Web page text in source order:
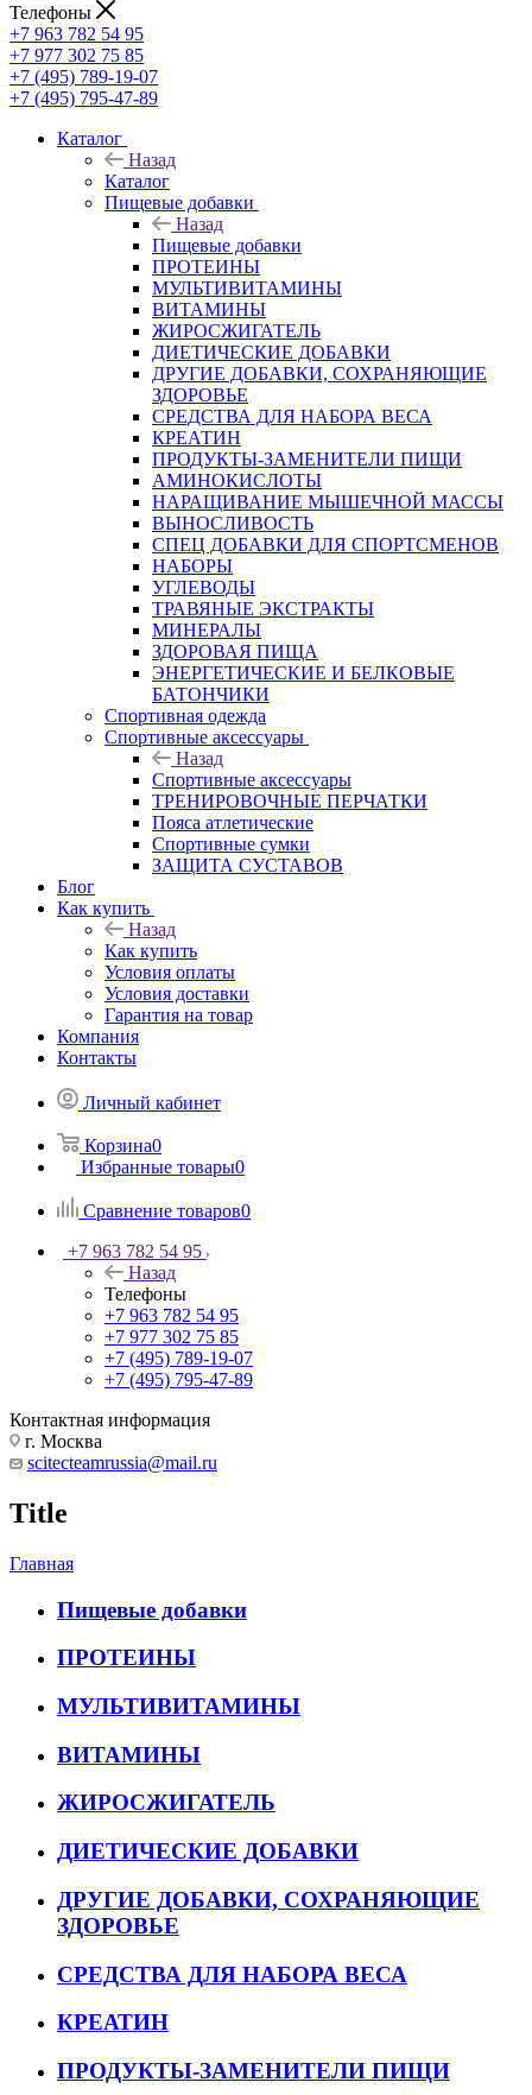
Телефоны
+7 963 782 54 95
+7 977 302 75 85
+7 (495) 789-19-07
+7 (495) 795-47-89
Каталог
Назад
Каталог
Пищевые добавки
Назад
Пищевые добавки
ПРОТЕИНЫ
МУЛЬТИВИТАМИНЫ
ВИТАМИНЫ
ЖИРОСЖИГАТЕЛЬ
ДИЕТИЧЕСКИЕ ДОБАВКИ
ДРУГИЕ ДОБАВКИ, СОХРАНЯЮЩИЕ
ЗДОРОВЬЕ
СРЕДСТВА ДЛЯ НАБОРА ВЕСА
КРЕАТИН
ПРОДУКТЫ-ЗАМЕНИТЕЛИ ПИЩИ
АМИНОКИСЛОТЫ
НАРАЩИВАНИЕ МЫШЕЧНОЙ МАССЫ
ВЫНОСЛИВОСТЬ
СПЕЦ ДОБАВКИ ДЛЯ СПОРТСМЕНОВ
НАБОРЫ
УГЛЕВОДЫ
ТРАВЯНЫЕ ЭКСТРАКТЫ
МИНЕРАЛЫ
ЗДОРОВАЯ ПИЩА
ЭНЕРГЕТИЧЕСКИЕ И БЕЛКОВЫЕ
БАТОНЧИКИ
Спортивная одежда
Спортивные аксессуары
Назад
Спортивные аксессуары
ТРЕНИРОВОЧНЫЕ ПЕРЧАТКИ
Пояса атлетические
Спортивные сумки
ЗАЩИТА СУСТАВОВ
Блог
Как купить
Назад
Как купить
Условия оплаты
Условия доставки
Гарантия на товар
Компания
Контакты
Личный кабинет
Корзина0
Избранные товары0
Сравнение товаров0
+7 963 782 54 95
Назад
Телефоны
+7 963 782 54 95
+7 977 302 75 85
+7 (495) 789-19-07
+7 (495) 795-47-89
Контактная информация
г. Москва
scitecteamrussia@mail.ru
Title
Главная
Пищевые добавки
ПРОТЕИНЫ
МУЛЬТИВИТАМИНЫ
ВИТАМИНЫ
ЖИРОСЖИГАТЕЛЬ
ДИЕТИЧЕСКИЕ ДОБАВКИ
ДРУГИЕ ДОБАВКИ, СОХРАНЯЮЩИЕ
ЗДОРОВЬЕ
СРЕДСТВА ДЛЯ НАБОРА ВЕСА
КРЕАТИН
ПРОДУКТЫ-ЗАМЕНИТЕЛИ ПИЩИ